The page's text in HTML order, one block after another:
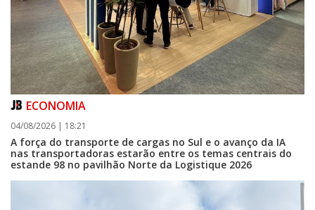
ECONOMIA
04/08/2026 | 18:21
A força do transporte de cargas no Sul e o avanço da IA
nas transportadoras estarão entre os temas centrais do
estande 98 no pavilhão Norte da Logistique 2026